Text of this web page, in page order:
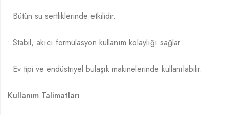
• Bütün su sertliklerinde etkilidir.
• Stabil, akıcı formülasyon kullanım kolaylığı sağlar.
• Ev tipi ve endüstriyel bulaşık makinelerinde kullanılabilir.
Kullanım Talimatları